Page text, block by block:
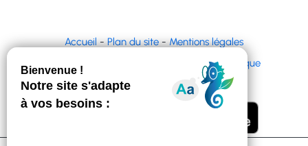
Accueil-Plan du site-Mentions légales
© CyberCE & ACLCE |
DIP & ACL Informatique